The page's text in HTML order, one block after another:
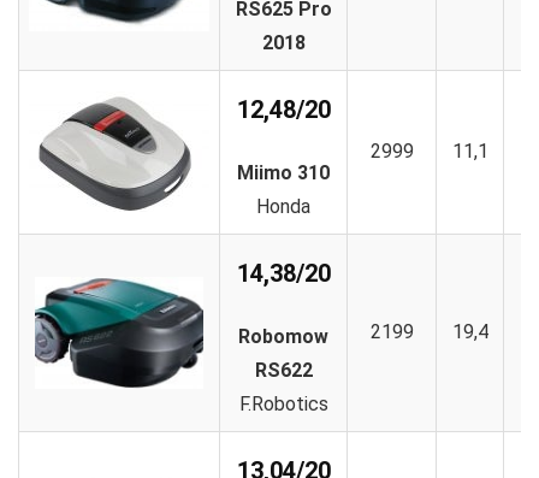
RS625 Pro
2018
12,48/20
Miimo 310
Honda
2999 11,1
14,38/20
Robomow
RS622
F.Robotics
2199 19,4
13,04/20